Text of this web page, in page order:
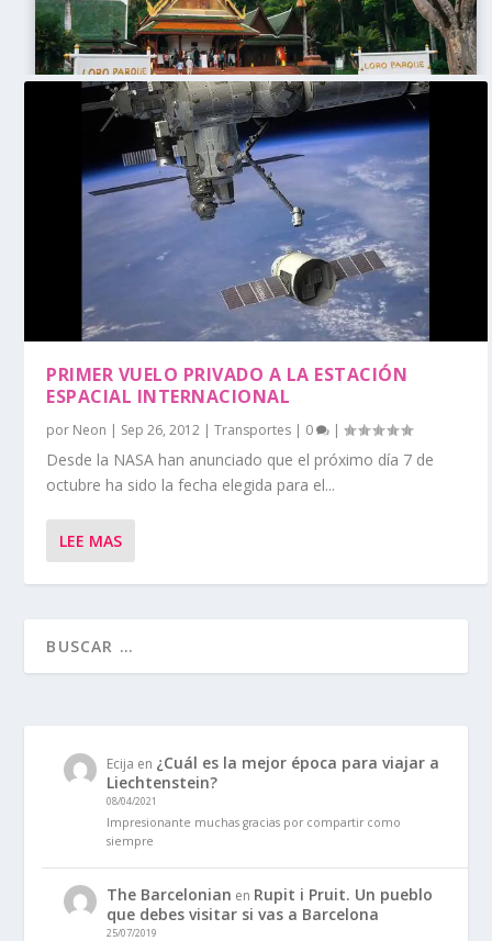
PRIMER VUELO PRIVADO A LA ESTACIÓN
ESPACIAL INTERNACIONAL
por Neon | Sep 26, 2012 |Transportes | 0 |
Desde la NASA han anunciado que el próximo día 7 de
octubre ha sido la fecha elegida para el...
LEE MAS
Ecija en ¿Cuál es la mejor época para viajar a
Liechtenstein?
08/04/2021
Impresionante muchas gracias por compartir como
siempre
The Barcelonian en Rupit i Pruit. Un pueblo
que debes visitar si vas a Barcelona
25/07/2019